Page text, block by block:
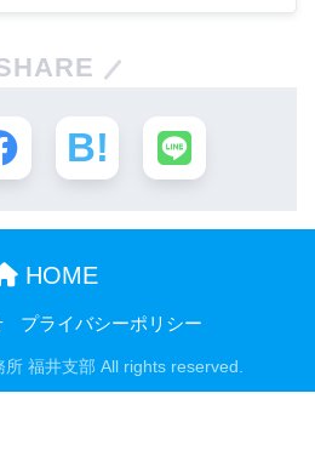
HOME
プライバシーポリシー
福井支部 All rights reserved.